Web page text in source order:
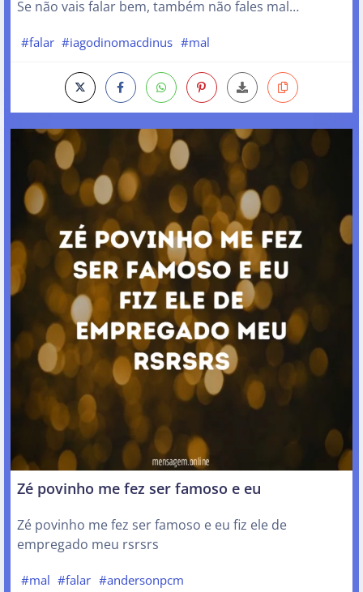
Se não vais falar bem, também não fales mal…
#falar #iagodinomacdinus #mal
Zé povinho me fez ser famoso e eu
Zé povinho me fez ser famoso e eu fiz ele de
empregado meu rsrsrs
#mal #falar #andersonpcm